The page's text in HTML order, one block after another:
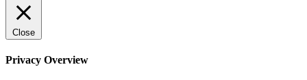
Close
Privacy Overview